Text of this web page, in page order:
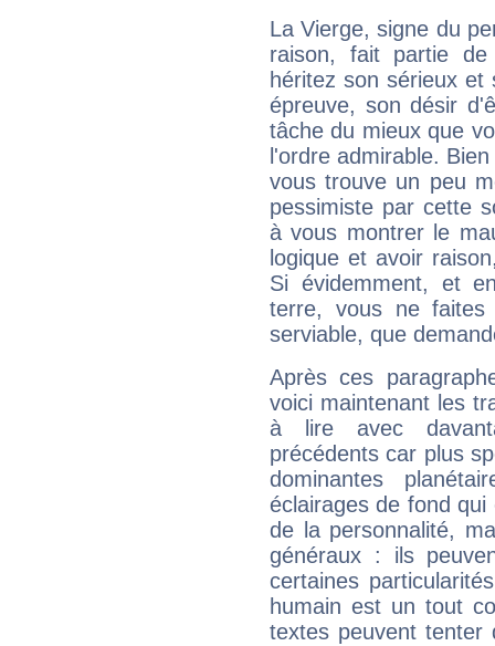
La Vierge, signe du
raison, fait partie
héritez son sérieux
épreuve, son désir
tâche du mieux que
l'ordre admirable.
vous trouve un peu
pessimiste par cette
à vous montrer le
logique et avoir
Si évidemment, et
terre, vous ne
serviable, que
Après ces
voici maintenant les
à lire avec
précédents car plus
dominantes
éclairages de fond
de la personnalité,
généraux : ils
certaines
humain est un tout
textes peuvent tenter